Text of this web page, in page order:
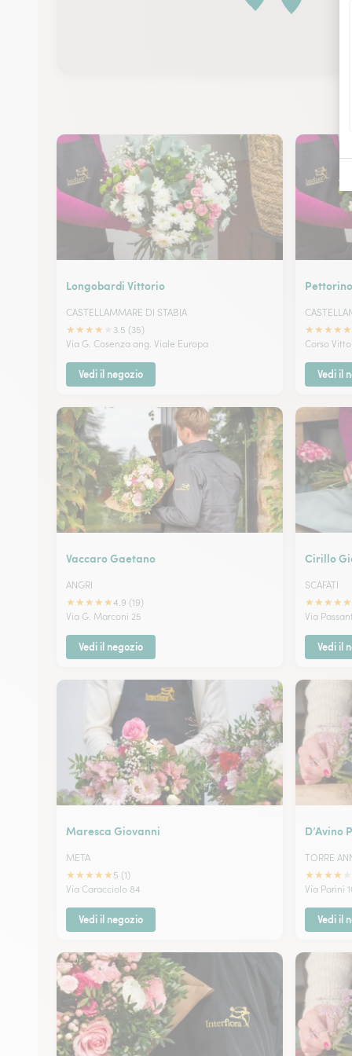
Longobardi Vittorio
CASTELLAMMARE DI STABIA
★★★★
3.5 (35)
Via G. Cosenza ang. Viale Europa
Vedi il negozio
★★★★★
Corso
Vedi il
Vaccaro Gaetano
ANGRI
★★★★★4.9 (19)
Via G. Marconi 25
Vedi il negozio
Cirillo
SCAFATI
★★★★★
Via
Vedi il
Maresca Giovanni
META
★★★★★ 5 (1)
Via Caracciolo 84
Vedi il negozio
D’Avino
TORRE
★★★★
Via Parini
Vedi il